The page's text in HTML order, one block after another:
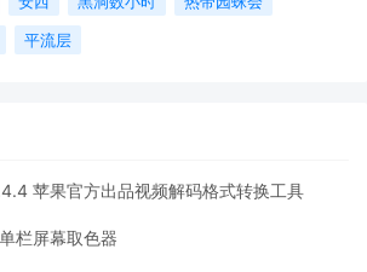
平流层
苹果官方出品视频解码格式转换工具
栏屏幕取色器